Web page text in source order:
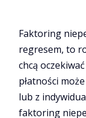
Faktoring
regresem, to
chcą
płatności
lub z
faktoring